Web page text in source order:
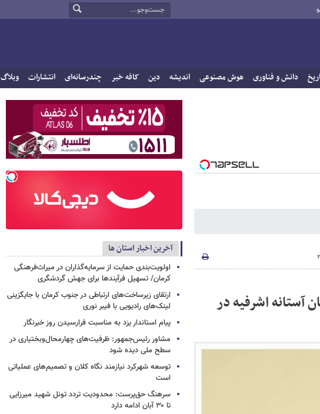
دانش و فناوری هوش مصنوعی اندیشه دین کافه خبر چندرسانه‌ای انتشارات وبلاگ
آستانه اشرفیه در
آخرین اخبار استان ها
اولویت‌بندی حمایت از سرمایه‌گذاران در میراث‌فرهنگی
کرمان/ تسهیل فرآیندها برای جهش گردشگری
ارتقای زیرساخت‌های ارتباطی در جنوب کرمان با جایگزینی
لینک‌های رادیویی با فیبر نوری
پیام استاندار یزد به مناسبت فرارسیدن روز خبرنگار
مشاور رئیس‌جمهور: ظرفیت‌های چهارمحال‌وبختیاری در
سطح ملی دیده شود
توسعه شهرکرد نیازمند نگاه کلان و تصمیم‌های عملیاتی
است
سرهنگ حق‌پرست: محدودیت تردد تونل شهید میرزایی
تا ۳۰ آبان ادامه دارد